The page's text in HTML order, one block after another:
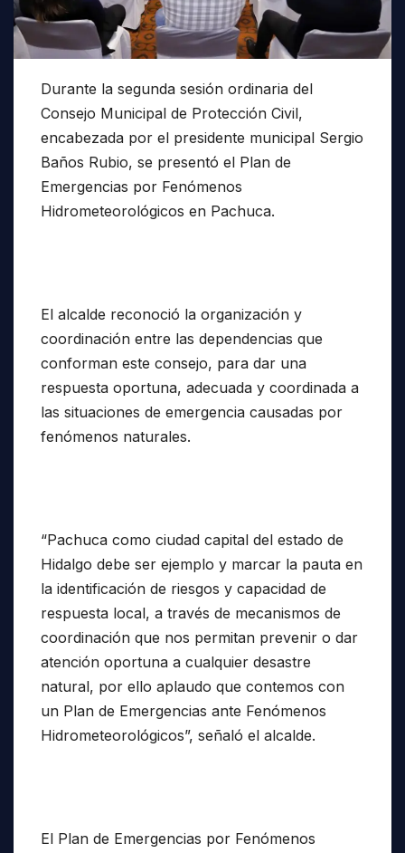
Durante la segunda sesión ordinaria del
Consejo Municipal de Protección Civil,
encabezada por el presidente municipal Sergio
Baños Rubio, se presentó el Plan de
Emergencias por Fenómenos
Hidrometeorológicos en Pachuca.
El alcalde reconoció la organización y
coordinación entre las dependencias que
conforman este consejo, para dar una
respuesta oportuna, adecuada y coordinada a
las situaciones de emergencia causadas por
fenómenos naturales.
“Pachuca como ciudad capital del estado de
Hidalgo debe ser ejemplo y marcar la pauta en
la identificación de riesgos y capacidad de
respuesta local, a través de mecanismos de
coordinación que nos permitan prevenir o dar
atención oportuna a cualquier desastre
natural, por ello aplaudo que contemos con
un Plan de Emergencias ante Fenómenos
Hidrometeorológicos”, señaló el alcalde.
El Plan de Emergencias por Fenómenos